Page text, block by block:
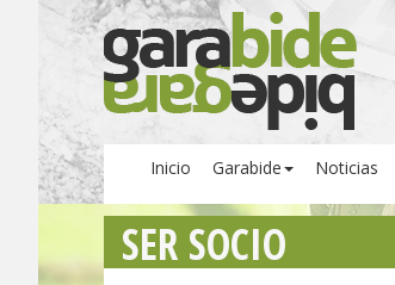
Inicio Garabide Noticias
SER SOCIO